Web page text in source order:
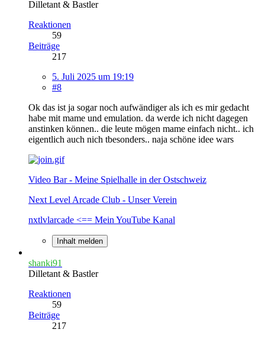
Dilletant & Bastler
Reaktionen
59
Beiträge
217
5. Juli 2025 um 19:19
#8
Ok das ist ja sogar noch aufwändiger als ich es mir gedacht
habe mit mame und emulation. da werde ich nicht dagegen
anstinken können.. die leute mögen mame einfach nicht.. ich
eigentlich auch nich tbesonders.. naja schöne idee wars
Video Bar - Meine Spielhalle in der Ostschweiz
Next Level Arcade Club - Unser Verein
nxtlvlarcade <== Mein YouTube Kanal
Inhalt melden
shanki91
Dilletant & Bastler
Reaktionen
59
Beiträge
217